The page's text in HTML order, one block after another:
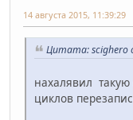
14 августа 2015, 11:39:29
Цитата: scighero
нахалявил
циклов